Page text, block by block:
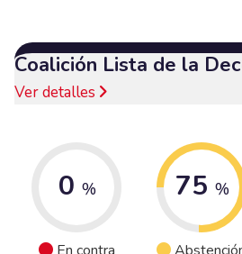
Coalición Lista de la
Ver detalles
0 % 75 %